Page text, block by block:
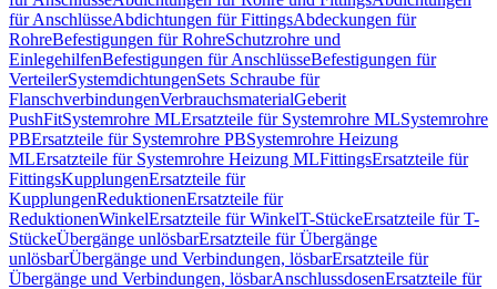
für AnschlüsseAbdichtungen für FittingsAbdeckungen für
RohreBefestigungen für RohreSchutzrohre und
EinlegehilfenBefestigungen für AnschlüsseBefestigungen für
VerteilerSystemdichtungenSets Schraube für
FlanschverbindungenVerbrauchsmaterialGeberit
PushFitSystemrohre MLErsatzteile für Systemrohre MLSystemrohre
PBErsatzteile für Systemrohre PBSystemrohre Heizung
MLErsatzteile für Systemrohre Heizung MLFittingsErsatzteile für
FittingsKupplungenErsatzteile für
KupplungenReduktionenErsatzteile für
ReduktionenWinkelErsatzteile für WinkelT-StückeErsatzteile für T-
StückeÜbergänge unlösbarErsatzteile für Übergänge
unlösbarÜbergänge und Verbindungen, lösbarErsatzteile für
Übergänge und Verbindungen, lösbarAnschlussdosenErsatzteile für